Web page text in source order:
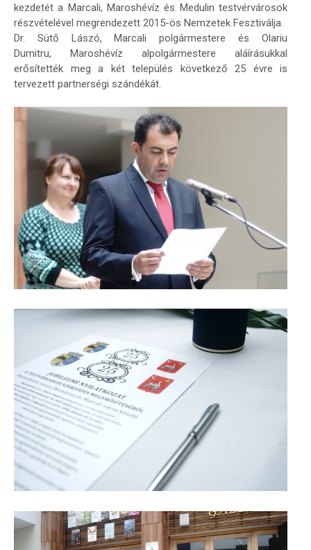
kezdetét a Marcali, Maroshévíz és Medulin testvérvárosok
részvételével megrendezett 2015-ös Nemzetek Fesztiválja.
Dr. Sütő Lászó, Marcali polgármestere és Olariu
Dumitru, Maroshévíz alpolgármestere aláírásukkal
erősítették meg a két település következő 25 évre is
tervezett partnerségi szándékát.